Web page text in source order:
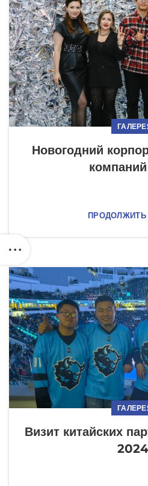
Новогодний
ПРОДОЛЖИТЬ
Визит китайских